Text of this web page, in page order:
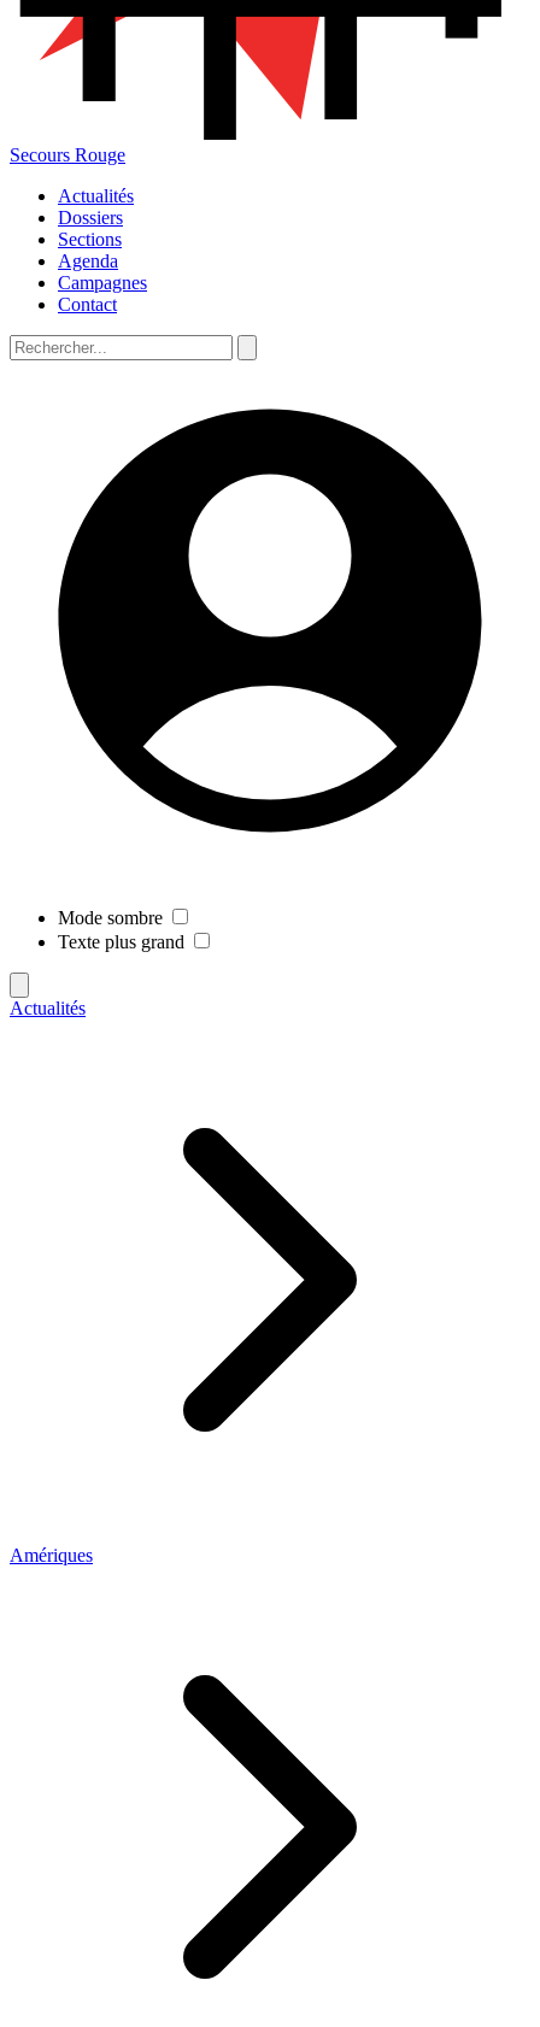
Secours Rouge
Actualités
Dossiers
Sections
Agenda
Campagnes
Contact
Mode sombre
Texte plus grand
Actualités
Amériques